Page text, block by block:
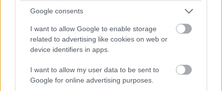
Google consents
I want to allow Google to enable storage
related to advertising like cookies on web or
device identifiers in apps.
I want to allow my user data to be sent to
Google for online advertising purposes.
τέχνης και θρησκευτικής παράδοσης.
Μονή Κύκκου
Ανάμεσα στα σημαντικότερα θρησκευτικά μνημεία
της Κύπρου ξεχωρίζειη Ιερά Μονή Κύκκου, που